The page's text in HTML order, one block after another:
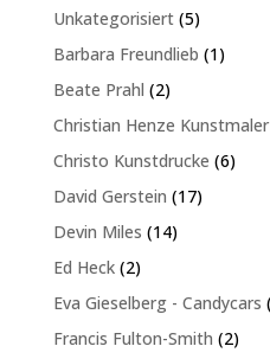
Unkategorisiert 55
Produkte
Barbara Freundlieb 11
Beate Prahl 22
Produkte
Christian Henze Kunstmaler
Christo Kunstdrucke 66
David Gerstein 1717
Devin Miles 1414
Ed Heck 22
Produkte
Eva Gieselberg - Candycars
Francis Fulton-Smith 22